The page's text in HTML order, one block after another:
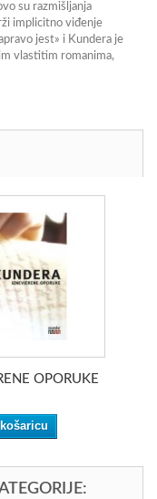
su razmišljanja
implicitno viđenje
jest» i Kundera je
vlastitim romanima,
OPORUKE